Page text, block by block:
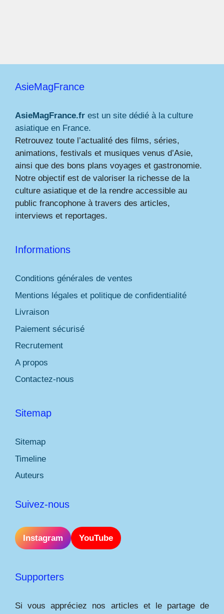
AsieMagFrance
AsieMagFrance.fr est un site dédié à la culture
asiatique en France.
Retrouvez toute l’actualité des films, séries,
animations, festivals et musiques venus d’Asie,
ainsi que des bons plans voyages et gastronomie.
Notre objectif est de valoriser la richesse de la
culture asiatique et de la rendre accessible au
public francophone à travers des articles,
interviews et reportages.
Informations
Conditions générales de ventes
Mentions légales et politique de confidentialité
Livraison
Paiement sécurisé
Recrutement
A propos
Contactez-nous
Sitemap
Sitemap
Timeline
Auteurs
Suivez-nous
Instagram YouTube
Supporters
Si vous appréciez nos articles et le partage de